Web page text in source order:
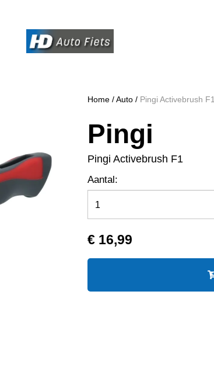
Home /Auto / Pingi Activebrush F1
Pingi
Pingi Activebrush F1
Aantal:
€ 16,99